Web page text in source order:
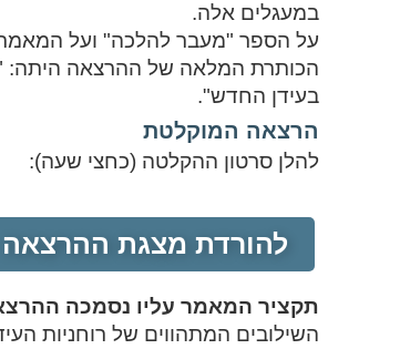
במעגלים אלה.
על הספר "מעבר להלכה" ועל המאמר
הכותרת המלאה של ההרצאה היתה:
בעידן החדש".
הרצאה המוקלטת
להלן סרטון ההקלטה (כחצי שעה):
להורדת מצגת ההרצאה
תקציר המאמר עליו נסמכה
השילובים המתהווים של רוחניות